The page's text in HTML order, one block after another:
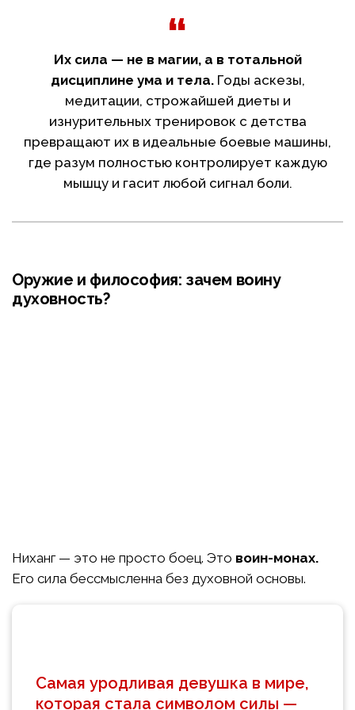
Их сила — не в магии, а в тотальной
дисциплине ума и тела.Годы аскезы,
медитации, строжайшей диеты и
изнурительных тренировок с детства
превращают их в идеальные боевые машины,
где разум полностью контролирует каждую
мышцу и гасит любой сигнал боли.
Оружие и философия: зачем воину
духовность?
Ниханг — это не просто боец. Это воин-монах.
Его сила бессмысленна без духовной основы.
Самая уродливая девушка в мире,
которая стала символом силы —